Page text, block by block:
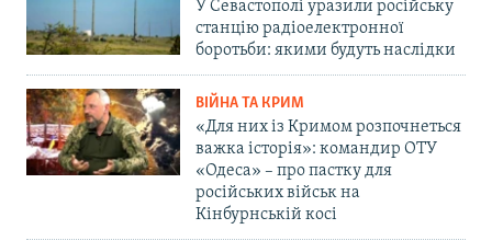
У Севастополі уразили російську
станцію радіоелектронної
боротьби: якими будуть наслідки
ВІЙНА ТА КРИМ
«Для них із Кримом розпочнеться
важка історія»: командир ОТУ
«Одеса» – про пастку для
російських військ на
Кінбурнській косі